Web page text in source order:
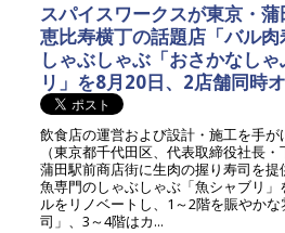
スパイスワークスが東京・蒲
恵比寿横丁の話題店「バル
しゃぶしゃぶ「おさかなし
リ」を8月20日、2店舗同時
飲食店の運営および設計・施工を手
（東京都千代田区、代表取締役社長・
蒲田駅前商店街に生肉の握り寿司を提
魚専門のしゃぶしゃぶ「魚シャブリ
ルをリノベートし、1～2階を賑やか
司」、3～4階はカ...